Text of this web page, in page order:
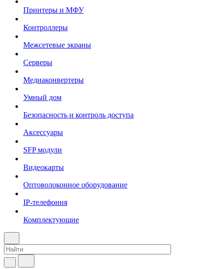
Принтеры и МФУ
Контроллеры
Межсетевые экраны
Серверы
Медиаконвертеры
Умный дом
Безопасность и контроль доступа
Аксессуары
SFP модули
Видеокарты
Оптоволоконное оборудование
IP-телефония
Комплектующие